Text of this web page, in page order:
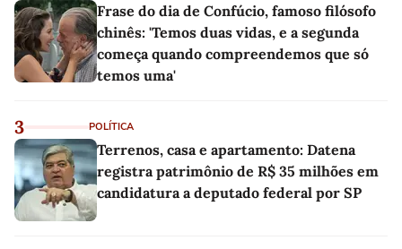
Frase do dia de Confúcio, famoso filósofo
chinês: 'Temos duas vidas, e a segunda
começa quando compreendemos que só
temos uma'
3 POLÍTICA
Terrenos, casa e apartamento: Datena
registra patrimônio de R$ 35 milhões em
candidatura a deputado federal por SP